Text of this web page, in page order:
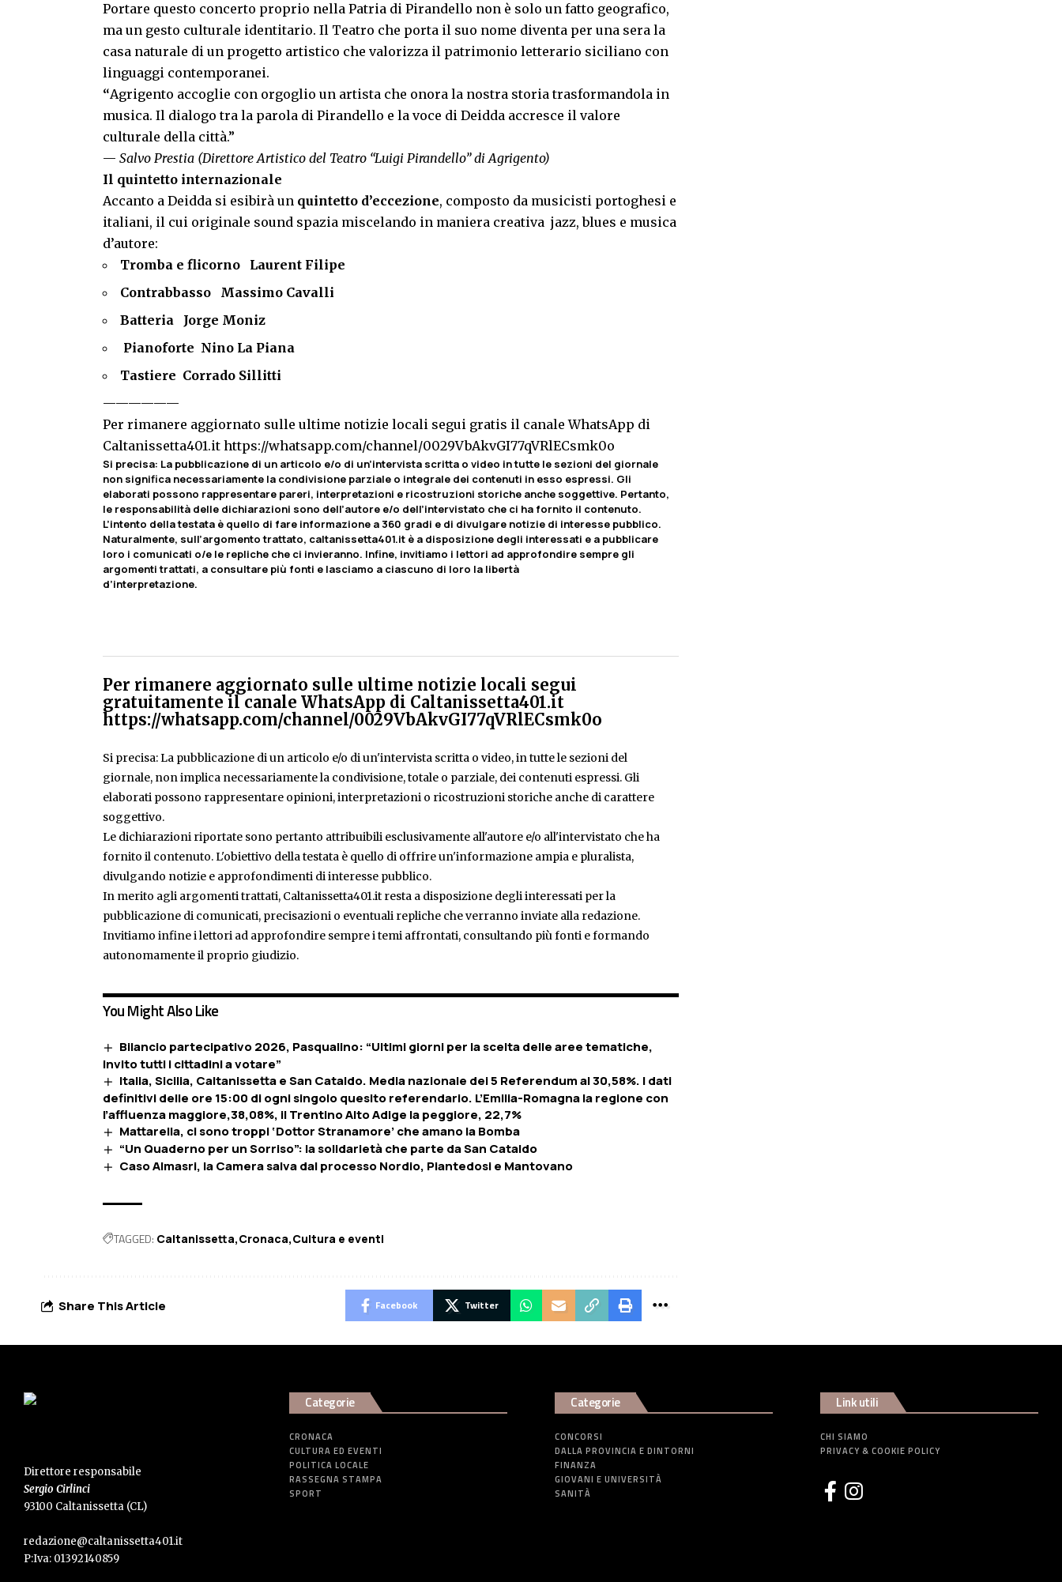
Portare questo concerto proprio nella Patria di Pirandello non è solo un fatto geografico,
ma un gesto culturale identitario. Il Teatro che porta il suo nome diventa per una sera la
casa naturale di un progetto artistico che valorizza il patrimonio letterario siciliano con
linguaggi contemporanei.
“Agrigento accoglie con orgoglio un artista che onora la nostra storia trasformandola in
musica. Il dialogo tra la parola di Pirandello e la voce di Deidda accresce il valore
culturale della città.”
— Salvo Prestia (Direttore Artistico del Teatro “Luigi Pirandello” di Agrigento)
Il quintetto internazionale
Accanto a Deidda si esibirà un quintetto d’eccezione, composto da musicisti portoghesi e
italiani, il cui originale sound spazia miscelando in maniera creativa jazz, blues e musica
d’autore:
Tromba e flicorno Laurent Filipe
Contrabbasso Massimo Cavalli
Batteria Jorge Moniz
Pianoforte Nino La Piana
Tastiere Corrado Sillitti
——————
Per rimanere aggiornato sulle ultime notizie locali segui gratis il canale WhatsApp di
Caltanissetta401.it https://whatsapp.com/channel/0029VbAkvGI77qVRlECsmk0o
Si precisa: La pubblicazione di un articolo e/o di un’intervista scritta o video in tutte le sezioni del giornale
non significa necessariamente la condivisione parziale o integrale dei contenuti in esso espressi. Gli
elaborati possono rappresentare pareri, interpretazioni e ricostruzioni storiche anche soggettive. Pertanto,
le responsabilità delle dichiarazioni sono dell’autore e/o dell’intervistato che ci ha fornito il contenuto.
L’intento della testata è quello di fare informazione a 360 gradi e di divulgare notizie di interesse pubblico.
Naturalmente, sull’argomento trattato, caltanissetta401.it è a disposizione degli interessati e a pubblicare
loro i comunicati o/e le repliche che ci invieranno. Infine, invitiamo i lettori ad approfondire sempre gli
argomenti trattati, a consultare più fonti e lasciamo a ciascuno di loro la libertà
d’interpretazione.
Per rimanere aggiornato sulle ultime notizie locali segui
gratuitamente il canale WhatsApp di Caltanissetta401.it
https://whatsapp.com/channel/0029VbAkvGI77qVRlECsmk0o
Si precisa: La pubblicazione di un articolo e/o di un'intervista scritta o video, in tutte le sezioni del
giornale, non implica necessariamente la condivisione, totale o parziale, dei contenuti espressi. Gli
elaborati possono rappresentare opinioni, interpretazioni o ricostruzioni storiche anche di carattere
soggettivo.
Le dichiarazioni riportate sono pertanto attribuibili esclusivamente all'autore e/o all'intervistato che ha
fornito il contenuto. L'obiettivo della testata è quello di offrire un'informazione ampia e pluralista,
divulgando notizie e approfondimenti di interesse pubblico.
In merito agli argomenti trattati, Caltanissetta401.it resta a disposizione degli interessati per la
pubblicazione di comunicati, precisazioni o eventuali repliche che verranno inviate alla redazione.
Invitiamo infine i lettori ad approfondire sempre i temi affrontati, consultando più fonti e formando
autonomamente il proprio giudizio.
You Might Also Like
Bilancio partecipativo 2026, Pasqualino: “Ultimi giorni per la scelta delle aree tematiche,
invito tutti i cittadini a votare”
Italia, Sicilia, Caltanissetta e San Cataldo. Media nazionale dei 5 Referendum al 30,58%. I dati
definitivi delle ore 15:00 di ogni singolo quesito referendario. L’Emilia-Romagna la regione con
l’affluenza maggiore,38,08%, il Trentino Alto Adige la peggiore, 22,7%
Mattarella, ci sono troppi ‘Dottor Stranamore’ che amano la Bomba
“Un Quaderno per un Sorriso”: la solidarietà che parte da San Cataldo
Caso Almasri, la Camera salva dal processo Nordio, Piantedosi e Mantovano
TAGGED: Caltanissetta Cronaca Cultura e eventi
Share This Article Facebook Twitter
Direttore responsabile
Sergio Cirlinci
93100 Caltanissetta (CL)
redazione@caltanissetta401.it
P:Iva: 01392140859
Categorie
CRONACA
CULTURA ED EVENTI
POLITICA LOCALE
RASSEGNA STAMPA
SPORT
Categorie
CONCORSI
DALLA PROVINCIA E DINTORNI
FINANZA
GIOVANI E UNIVERSITÀ
SANITÀ
Link utili
CHI SIAMO
PRIVACY & COOKIE POLICY